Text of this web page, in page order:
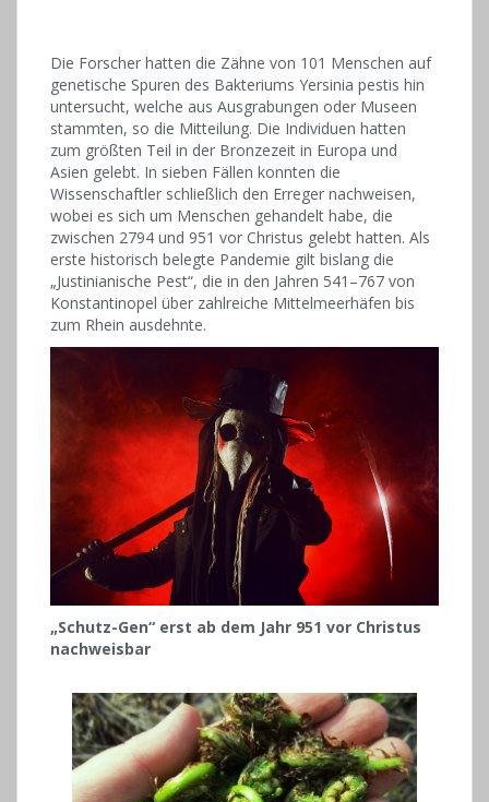
Die Forscher hatten die Zähne von 101 Menschen auf
genetische Spuren des Bakteriums Yersinia pestis hin
untersucht, welche aus Ausgrabungen oder Museen
stammten, so die Mitteilung. Die Individuen hatten
zum größten Teil in der Bronzezeit in Europa und
Asien gelebt. In sieben Fällen konnten die
Wissenschaftler schließlich den Erreger nachweisen,
wobei es sich um Menschen gehandelt habe, die
zwischen 2794 und 951 vor Christus gelebt hatten. Als
erste historisch belegte Pandemie gilt bislang die
„Justinianische Pest“, die in den Jahren 541–767 von
Konstantinopel über zahlreiche Mittelmeerhäfen bis
zum Rhein ausdehnte.
„Schutz-Gen“ erst ab dem Jahr 951 vor Christus
nachweisbar